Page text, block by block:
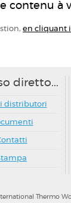
contenu à
en cliquant
diretto...
distributori
Thermo